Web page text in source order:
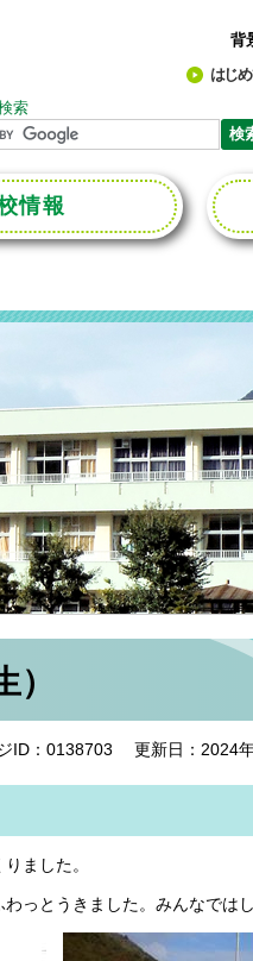
背
はじ
索
情報
ID：0138703 更新日：2024
ました。
っとうきました。みんなでは